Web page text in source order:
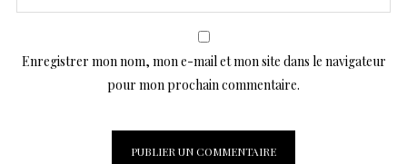
Enregistrer mon nom, mon e-mail et mon site dans le navigateur
pour mon prochain commentaire.